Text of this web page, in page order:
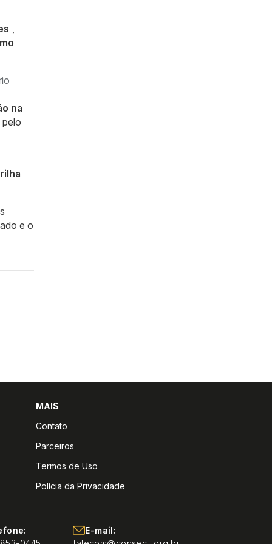
na
e o
MAIS
Contato
Parceiros
Termos de Uso
Polícia da Privacidade
E-mail: